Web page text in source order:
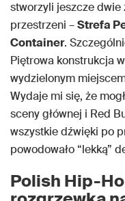
stworzyli jeszcze dwie
przestrzeni –Strefa
Container.
Piętrowa konstrukcja
wydzielonym
Wydaje mi się, że
sceny głównej i Red
wszystkie dźwięki po
powodowało “lekką”
Polish Hip-